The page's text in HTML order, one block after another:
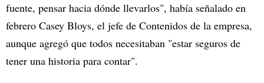
fuente, pensar hacia dónde llevarlos", había señalado en
febrero Casey Bloys, el jefe de Contenidos de la empresa,
aunque agregó que todos necesitaban "estar seguros de
tener una historia para contar".